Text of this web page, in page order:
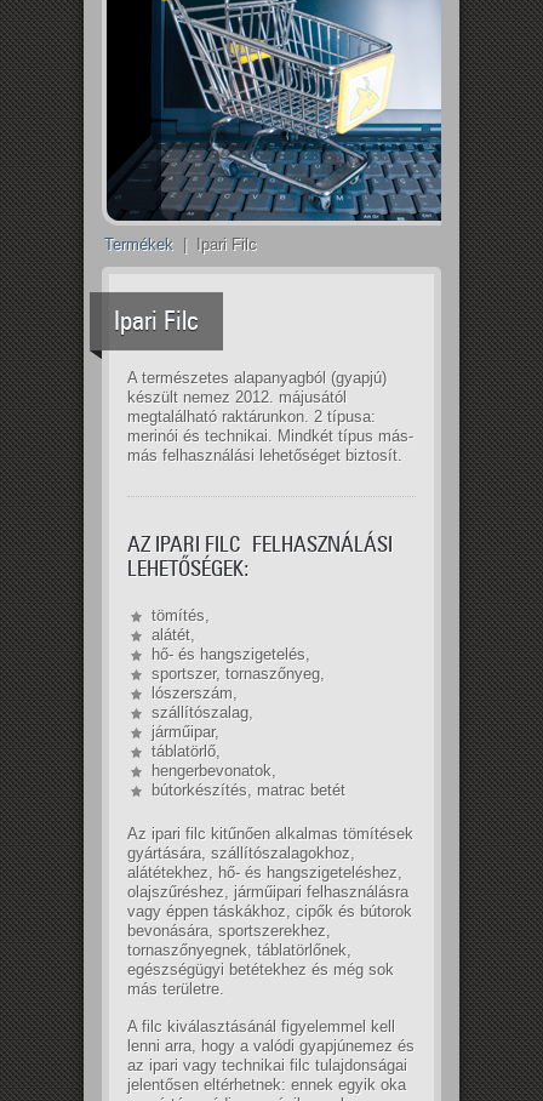
Termékek | Ipari Filc
Ipari Filc
A természetes alapanyagból (gyapjú)
készült nemez 2012. májusától
megtalálható raktárunkon. 2 típusa:
merinói és technikai. Mindkét típus más-
más felhasználási lehetőséget biztosít.
AZ IPARI FILC FELHASZNÁLÁSI
LEHETŐSÉGEK:
tömítés,
alátét,
hő- és hangszigetelés,
sportszer, tornaszőnyeg,
lószerszám,
szállítószalag,
járműipar,
táblatörlő,
hengerbevonatok,
bútorkészítés, matrac betét
Az ipari filc kitűnően alkalmas tömítések
gyártására, szállítószalagokhoz,
alátétekhez, hő- és hangszigeteléshez,
olajszűréshez, járműipari felhasználásra
vagy éppen táskákhoz, cipők és bútorok
bevonására, sportszerekhez,
tornaszőnyegnek, táblatörlőnek,
egészségügyi betétekhez és még sok
más területre.
A filc kiválasztásánál figyelemmel kell
lenni arra, hogy a valódi gyapjúnemez és
az ipari vagy technikai filc tulajdonságai
jelentősen eltérhetnek: ennek egyik oka